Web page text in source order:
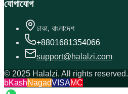
যোগাযোগ
ঢাকা, বাংলাদেশ
+8801681354066
support@halalzi.com
© 2025 Halalzi. All rights reserved.
bKashNagadVISAMC